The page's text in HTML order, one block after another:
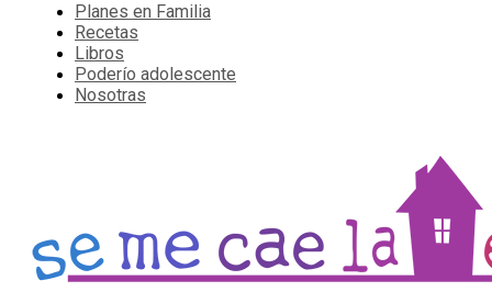
Planes en Familia
Recetas
Libros
Poderío adolescente
Nosotras